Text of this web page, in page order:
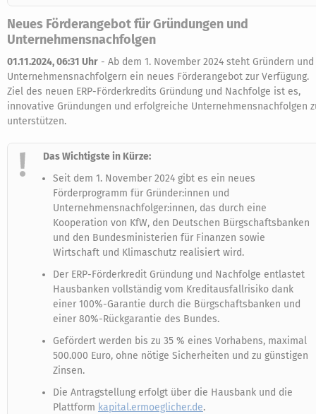
Neues Förderangebot für Gründungen und
Unternehmensnachfolgen
01.11.2024, 06:31 Uhr - Ab dem 1. November 2024 steht Gründern und
Unternehmensnachfolgern ein neues Förderangebot zur Verfügung.
Ziel des neuen ERP-Förderkredits Gründung und Nachfolge ist es,
innovative Gründungen und erfolgreiche Unternehmensnachfolgen
unterstützen.
Das Wichtigste in Kürze:
Seit dem 1. November 2024 gibt es ein neues
Förderprogramm für Gründer:innen und
Unternehmensnachfolger:innen, das durch eine
Kooperation von KfW, den Deutschen Bürgschaftsbanken
und den Bundesministerien für Finanzen sowie
Wirtschaft und Klimaschutz realisiert wird.
Der ERP-Förderkredit Gründung und Nachfolge entlastet
Hausbanken vollständig vom Kreditausfallrisiko dank
einer 100%-Garantie durch die Bürgschaftsbanken und
einer 80%-Rückgarantie des Bundes.
Gefördert werden bis zu 35 % eines Vorhabens, maximal
500.000 Euro, ohne nötige Sicherheiten und zu günstigen
Zinsen.
Die Antragstellung erfolgt über die Hausbank und die
Plattform kapital.ermoeglicher.de.